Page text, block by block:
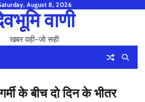
August 8, 2026
वाणी
खबर वही-जो सही
के बीच दो दिन के भीतर